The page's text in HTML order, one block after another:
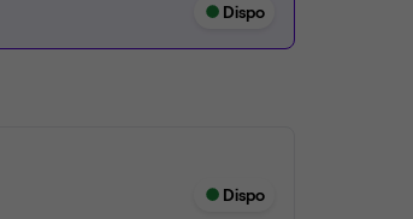
Dispo
Dispo